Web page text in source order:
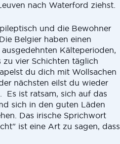
nach Waterford ziehst.
und die Bewohner
Belgier haben einen
Kälteperioden,
vier Schichten täglich
du dich mit Wollsachen
nächsten eilst du wieder
Es ist ratsam, sich auf das
sich in den guten Läden
Das irische Sprichwort
ist eine Art zu sagen, dass